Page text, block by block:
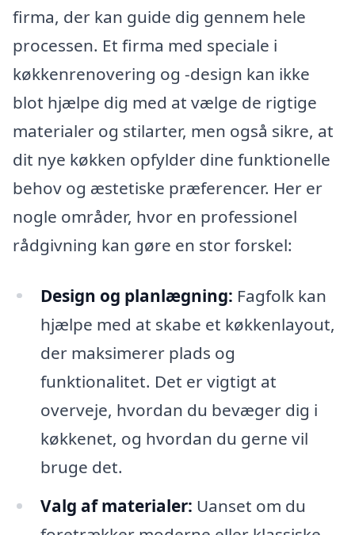
firma, der kan guide dig gennem hele
processen. Et firma med speciale i
køkkenrenovering og -design kan ikke
blot hjælpe dig med at vælge de rigtige
materialer og stilarter, men også sikre, at
dit nye køkken opfylder dine funktionelle
behov og æstetiske præferencer. Her er
nogle områder, hvor en professionel
rådgivning kan gøre en stor forskel:
Design og planlægning: Fagfolk kan
hjælpe med at skabe et køkkenlayout,
der maksimerer plads og
funktionalitet. Det er vigtigt at
overveje, hvordan du bevæger dig i
køkkenet, og hvordan du gerne vil
bruge det.
Valg af materialer: Uanset om du